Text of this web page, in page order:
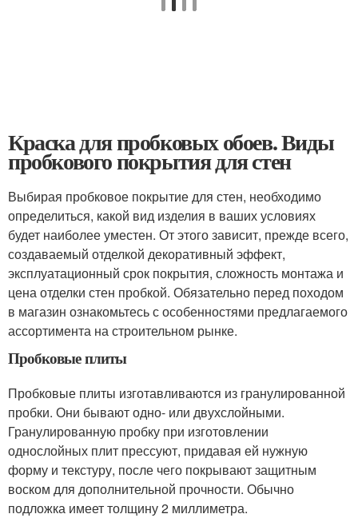
Краска для пробковых обоев. Виды
пробкового покрытия для стен
Выбирая пробковое покрытие для стен, необходимо
определиться, какой вид изделия в ваших условиях
будет наиболее уместен. От этого зависит, прежде всего,
создаваемый отделкой декоративный эффект,
эксплуатационный срок покрытия, сложность монтажа и
цена отделки стен пробкой. Обязательно перед походом
в магазин ознакомьтесь с особенностями предлагаемого
ассортимента на строительном рынке.
Пробковые плиты
Пробковые плиты изготавливаются из гранулированной
пробки. Они бывают одно- или двухслойными.
Гранулированную пробку при изготовлении
однослойных плит прессуют, придавая ей нужную
форму и текстуру, после чего покрывают защитным
воском для дополнительной прочности. Обычно
подложка имеет толщину 2 миллиметра.